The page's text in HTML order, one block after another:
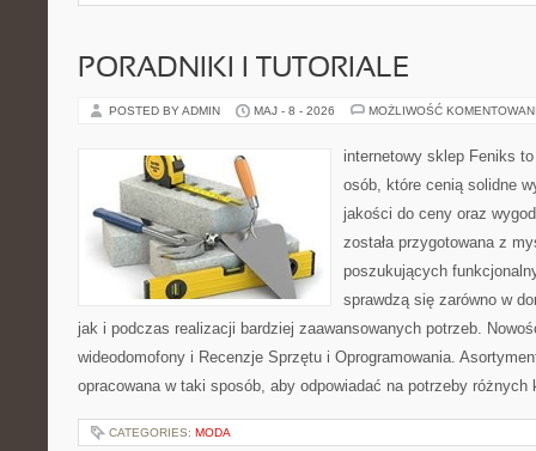
PORADNIKI I TUTORIALE
POSTED BY ADMIN MAJ - 8 - 2026 MOŻLIWOŚĆ
internetowy sklep Feniks
osób, które cenią solidne
jakości do ceny oraz
została przygotowana z
poszukujących
sprawdzą się zarówno w
jak i podczas realizacji bardziej zaawansowanych potrzeb.
wideodomofony i Recenzje Sprzętu i Oprogramowania.
opracowana w taki sposób, aby odpowiadać na potrzeby
CATEGORIES: MODA